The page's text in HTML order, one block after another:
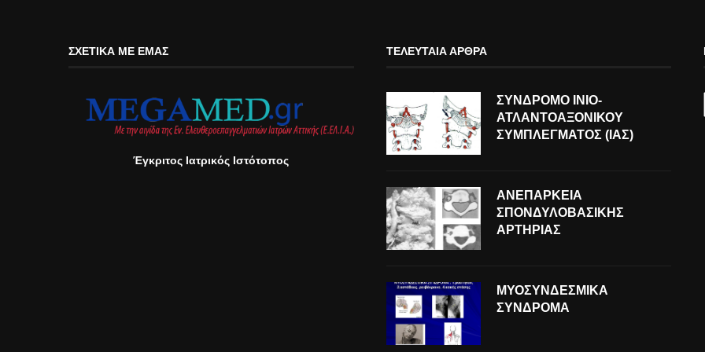
ΣΧΕΤΙΚΆ ΜΕ ΕΜΆΣ
Έγκριτος Ιατρικός Ιστότοπος
ΤΕΛΕΥΤΑΊΑ ΆΡΘΡΑ
ΣΥΝΔΡΟΜΟ ΙΝΙΟ-
ΑΤΛΑΝΤΟΑΞΟΝΙΚΟΥ
ΣΥΜΠΛΕΓΜΑΤΟΣ (ΙΑΣ)
ΑΝΕΠΑΡΚΕΙΑ
ΣΠΟΝΔΥΛΟΒΑΣΙΚΗΣ
ΑΡΤΗΡΙΑΣ
ΜΥΟΣΥΝΔΕΣΜΙΚΑ
ΣΥΝΔΡΟΜΑ